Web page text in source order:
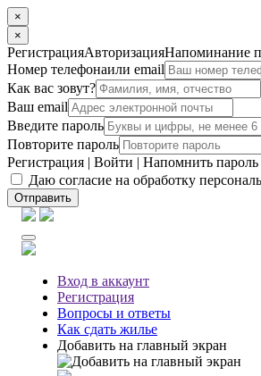
×
×
РегистрацияАвторизацияНапоминание
Номер телефонаили email
Как вас зовут?
Ваш email
Введите пароль
Повторите пароль
Регистрация | Войти | Напомнить пароль
Даю согласие на обработку
Отправить
Вход в аккаунт
Регистрация
Вопросы и ответы
Как сдать жилье
Добавить на главный экран